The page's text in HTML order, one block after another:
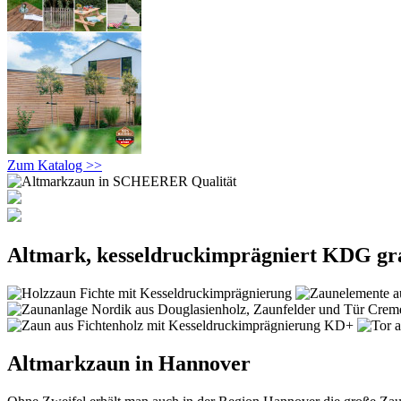
Zum Katalog >>
Altmark, kesseldruckimprägniert KDG
Altmarkzaun in Hannover